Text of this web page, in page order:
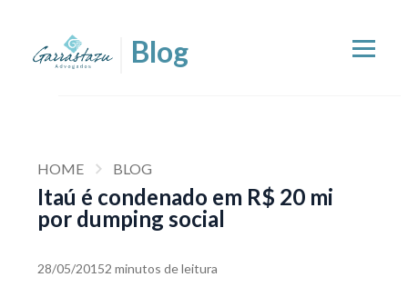
HOME BLOG
Itaú é condenado em R$ 20 mi
por dumping social
28/05/20152 minutos de leitura